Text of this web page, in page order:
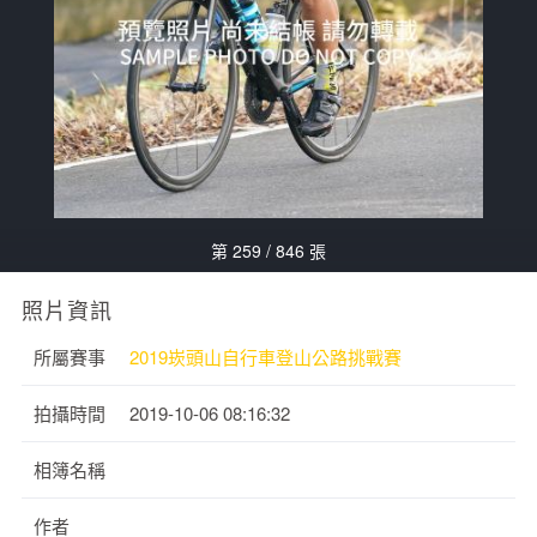
第 259 / 846 張
照片資訊
所屬賽事 2019崁頭山自行車登山公路挑戰賽
拍攝時間 2019-10-06 08:16:32
相簿名稱
作者